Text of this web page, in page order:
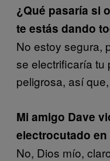
¿Qué pasaría si
te estás dando
No estoy segura,
se electrificaría tu
peligrosa, así
Mi amigo Dave
electrocutado
No, Dios mío,